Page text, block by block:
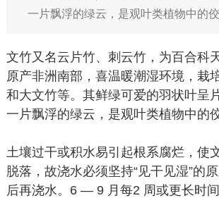
一片飘浮的绿云，是观叶类植物中的
文竹又名云片竹、刺云竹，为百合科
原产非洲南部，喜温暖潮湿环境，栽
和大文竹等。其鲜绿可爱的羽状叶呈
一片飘浮的绿云，是观叶类植物中的
土壤过干或积水易引起根系腐烂，使
脱落，故浇水必须坚持“见干见湿”的
后再浇水。6 — 9 月每2 周或更长时